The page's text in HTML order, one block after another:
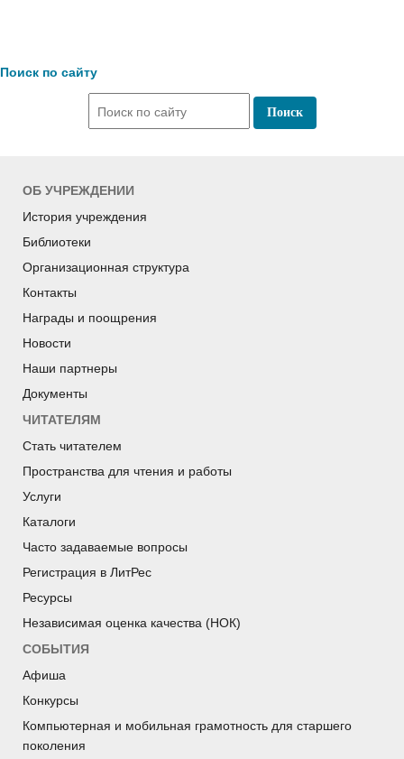
Поиск по сайту
ОБ УЧРЕЖДЕНИИ
История учреждения
Библиотеки
Организационная структура
Контакты
Награды и поощрения
Новости
Наши партнеры
Документы
ЧИТАТЕЛЯМ
Стать читателем
Пространства для чтения и работы
Услуги
Каталоги
Часто задаваемые вопросы
Регистрация в ЛитРес
Ресурсы
Независимая оценка качества (НОК)
СОБЫТИЯ
Афиша
Конкурсы
Компьютерная и мобильная грамотность для старшего
поколения